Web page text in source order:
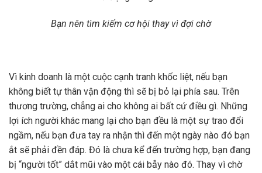
Bạn nên tìm kiếm cơ hội thay vì đợi chờ
Vì kinh doanh là một cuộc cạnh tranh khốc liệt, nếu bạn
không biết tự thân vận động thì sẽ bị bỏ lại phía sau. Trên
thương trường, chẳng ai cho không ai bất cứ điều gì. Những
lợi ích người khác mang lại cho bạn đều là một sự trao đổi
ngầm, nếu bạn đưa tay ra nhận thì đến một ngày nào đó bạn
ắt sẽ phải đền đáp. Đó là chưa kể đến trường hợp, bạn đang
bị “người tốt” dắt mũi vào một cái bẫy nào đó. Thay vì chờ